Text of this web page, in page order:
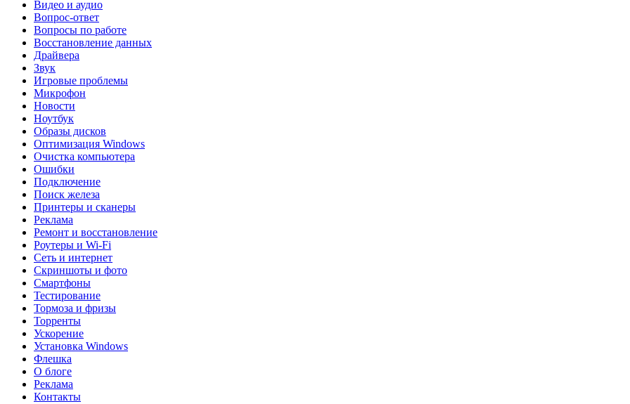
Видео и аудио
Вопрос-ответ
Вопросы по работе
Восстановление данных
Драйвера
Звук
Игровые проблемы
Микрофон
Новости
Ноутбук
Образы дисков
Оптимизация Windows
Очистка компьютера
Ошибки
Подключение
Поиск железа
Принтеры и сканеры
Реклама
Ремонт и восстановление
Роутеры и Wi-Fi
Сеть и интернет
Скриншоты и фото
Смартфоны
Тестирование
Тормоза и фризы
Торренты
Ускорение
Установка Windows
Флешка
О блоге
Реклама
Контакты